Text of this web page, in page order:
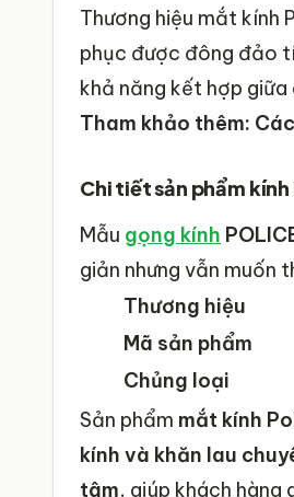
Thương hiệu mắt kính
phục được đông đảo
khả năng kết hợp giữa
Tham khảo thêm:
Chi tiết sản phẩm kính
Mẫu gọng kính
giản nhưng vẫn muốn
Thương hiệu
Mã sản phẩm
Chủng loại
Kiểu dáng sản
Chất liệu sản
Sản phẩm mắt kính
kính và khăn lau
tâm, giúp khách